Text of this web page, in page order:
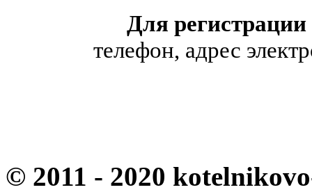
Для
телефон, адрес
© 2011 - 2020